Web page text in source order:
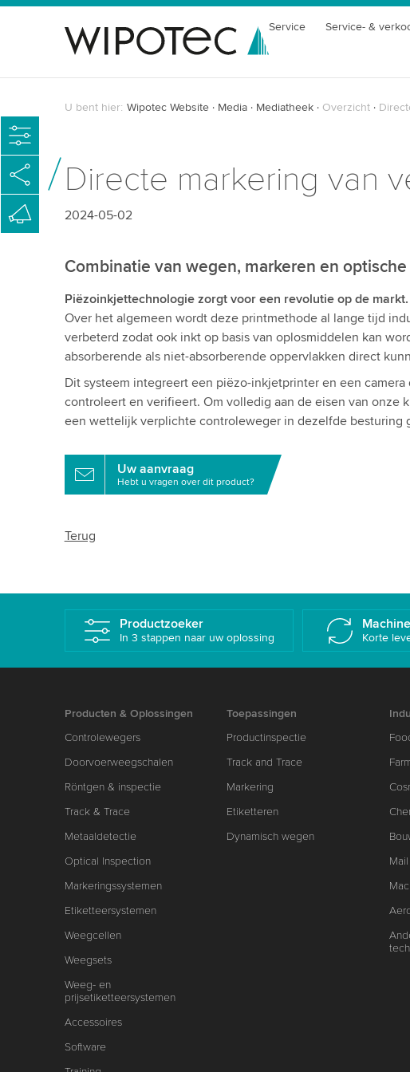
Service Service- &
U bent hier: Wipotec Website Media Mediatheek Overzicht
Directe markering van
2024-05-02
Combinatie van wegen, markeren en
Piëzoinkjettechnologie zorgt voor een revolutie op de markt.
Over het algemeen wordt deze printmethode al lange tijd
verbeterd zodat ook inkt op basis van oplosmiddelen kan
absorberende als niet-absorberende oppervlakken direct
Dit systeem integreert een piëzo-inkjetprinter en een
controleert en verifieert. Om volledig aan de eisen van onze
een wettelijk verplichte controleweger in dezelfde besturing
Uw aanvraag
Hebt u vragen over dit product?
Terug
Productzoeker
In 3 stappen naar uw oplossing Korte
Producten & Oplossingen
Controlewegers
Doorvoerweegschalen
Röntgen & inspectie
Track & Trace
Metaaldetectie
Optical Inspection
Markeringssystemen
Etiketteersystemen
Weegcellen
Weegsets
Weeg- en
prijsetiketteersystemen
Accessoires
Software
Toepassingen
Productinspectie
Track and Trace
Markering
Etiketteren
Dynamisch wegen